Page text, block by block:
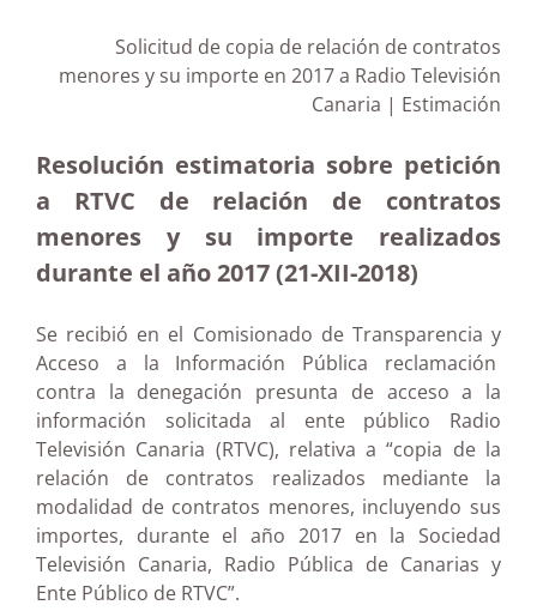
Solicitud de copia de relación de contratos
menores y su importe en 2017 a Radio Televisión
Canaria | Estimación
Resolución estimatoria sobre petición
a RTVC de relación de contratos
menores y su importe realizados
durante el año 2017 (21-XII-2018)
Se recibió en el Comisionado de Transparencia y
Acceso a la Información Pública reclamación
contra la denegación presunta de acceso a la
información solicitada al ente público Radio
Televisión Canaria (RTVC), relativa a “copia de la
relación de contratos realizados mediante la
modalidad de contratos menores, incluyendo sus
importes, durante el año 2017 en la Sociedad
Televisión Canaria, Radio Pública de Canarias y
Ente Público de RTVC”.